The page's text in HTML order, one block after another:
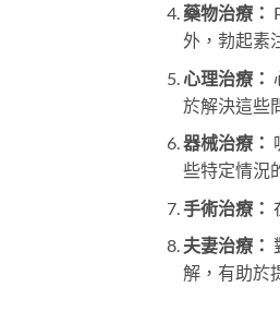
藥物治療：
外，勃起素
心理治療：
於解決這些
器械治療：
些特定情況
手術治療：
夫妻治療：
解，有助於